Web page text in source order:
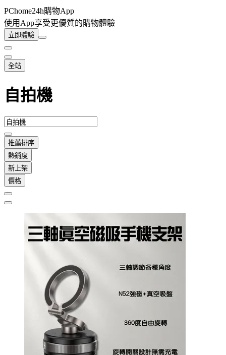
PChome24h購物App
使用App享受更優質的購物體驗
立即體驗
全站
自拍機
推薦排序
熱銷度
新上架
價格